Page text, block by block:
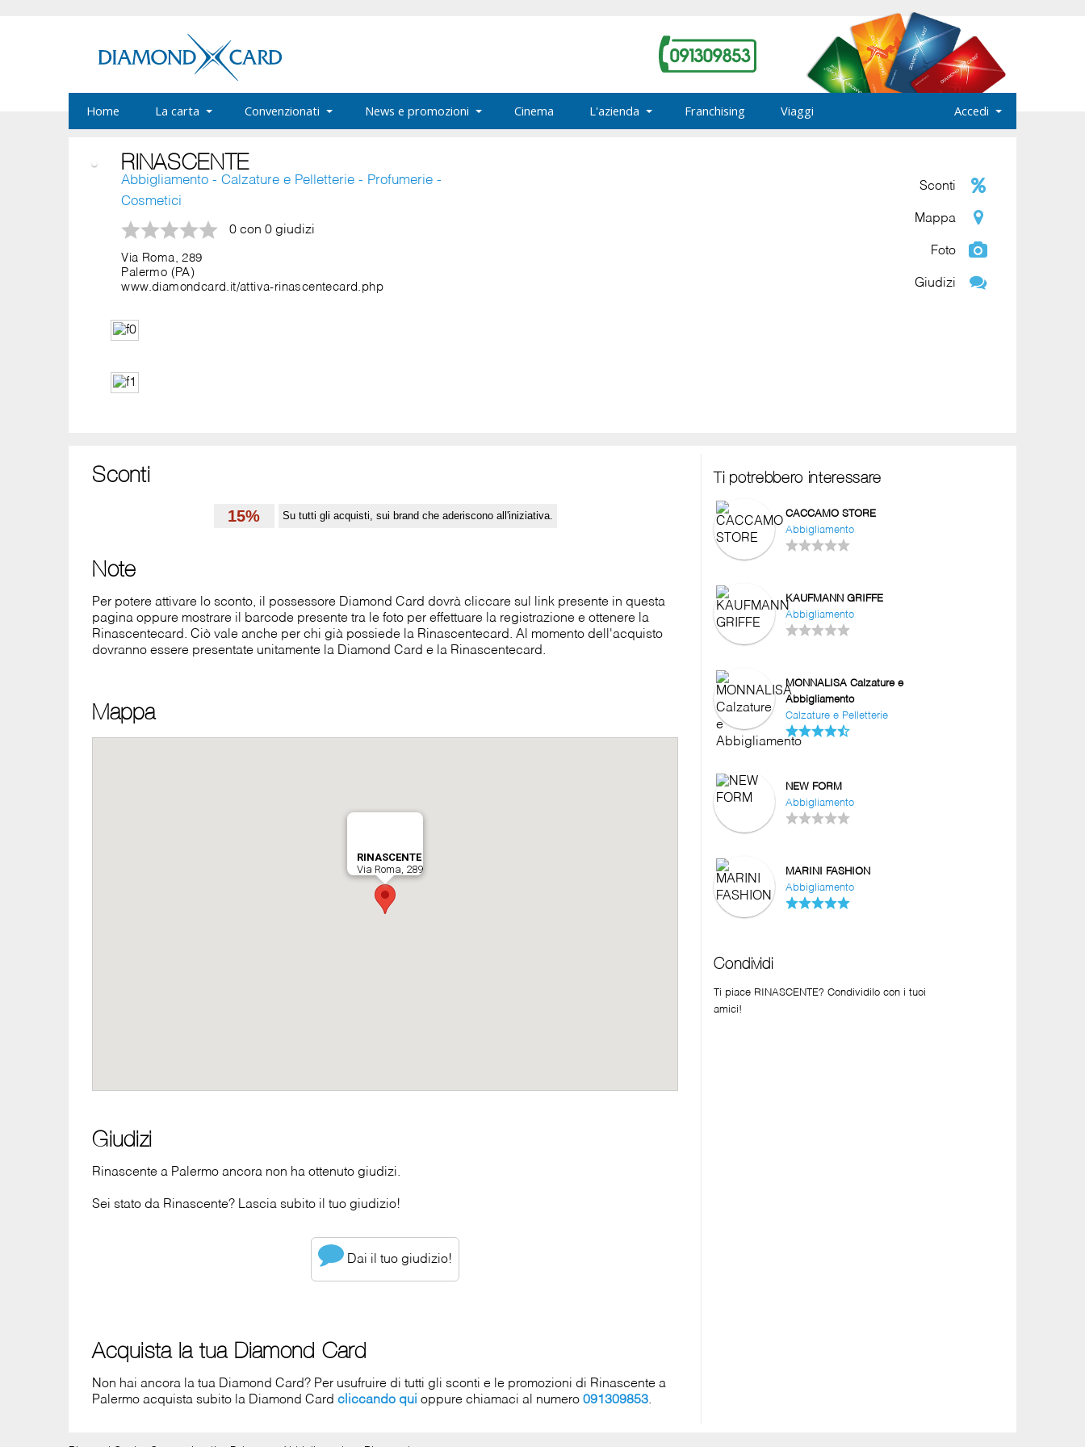
Home La carta Convenzionati News e promozioni Cinema L'azienda Franchising Viaggi Accedi
RINASCENTE
Abbigliamento - Calzature e Pelletterie - Profumerie -
Cosmetici
0 con 0 giudizi
Via Roma, 289
Palermo (PA)
www.diamondcard.it/attiva-rinascentecard.php
Sconti
Mappa
Foto
Giudizi
Sconti
15% Su tutti gli acquisti, sui brand che aderiscono all'iniziativa.
Note
Per potere attivare lo sconto, il possessore Diamond Card dovrà cliccare sul link presente in questa
pagina oppure mostrare il barcode presente tra le foto per effettuare la registrazione e ottenere la
Rinascentecard. Ciò vale anche per chi già possiede la Rinascentecard. Al momento dell'acquisto
dovranno essere presentate unitamente la Diamond Card e la Rinascentecard.
Mappa
Giudizi
Rinascente a Palermo ancora non ha ottenuto giudizi.
Sei stato da Rinascente? Lascia subito il tuo giudizio!
Dai il tuo giudizio!
Acquista la tua Diamond Card
Non hai ancora la tua Diamond Card? Per usufruire di tutti gli sconti e le promozioni di Rinascente a
Palermo acquista subito la Diamond Cardcliccando qui oppure chiamaci al numero091309853.
Ti potrebbero interessare
CACCAMO STORE
Abbigliamento
KAUFMANN GRIFFE
Abbigliamento
MONNALISA Calzature e
Abbigliamento
Calzature e Pelletterie
NEW FORM
Abbigliamento
MARINI FASHION
Abbigliamento
Condividi
Ti piace RINASCENTE? Condividilo con i tuoi
amici!